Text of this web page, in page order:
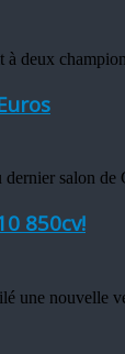
deux
salon
850cv!
une nouvelle